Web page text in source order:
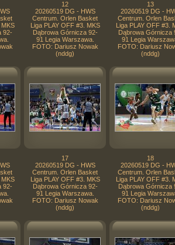
92-
12
20260519 DG - HWS
Centrum. Orlen Basket
Liga PLAY OFF #3. MKS
Dąbrowa Górnicza 92-
91 Legia Warszawa.
FOTO: Dariusz Nowak
(nddg)
13
20260519 DG -
Centrum. Orlen
Liga PLAY OFF #3.
Dąbrowa Górnicza
91 Legia
FOTO: Dariusz
(nddg)
92-
17
20260519 DG - HWS
Centrum. Orlen Basket
Liga PLAY OFF #3. MKS
Dąbrowa Górnicza 92-
91 Legia Warszawa.
FOTO: Dariusz Nowak
(nddg)
18
20260519 DG -
Centrum. Orlen
Liga PLAY OFF #3.
Dąbrowa Górnicza
91 Legia
FOTO: Dariusz
(nddg)